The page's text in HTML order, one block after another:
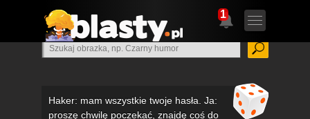
1
Haker: mam wszystkie twoje hasła. Ja:
proszę chwilę poczekać, znajdę coś do